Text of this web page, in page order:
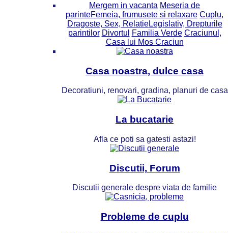
Mergem in vacanta Meseria de
parinteFemeia, frumusete si relaxare Cuplu,
Dragoste, Sex, RelatieLegislativ, Drepturile
parintilor Divortul Familia Verde Craciunul,
Casa lui Mos Craciun
Casa noastra, dulce casa
Decoratiuni, renovari, gradina, planuri de casa
La bucatarie
Afla ce poti sa gatesti astazi!
Discutii, Forum
Discutii generale despre viata de familie
Probleme de cuplu